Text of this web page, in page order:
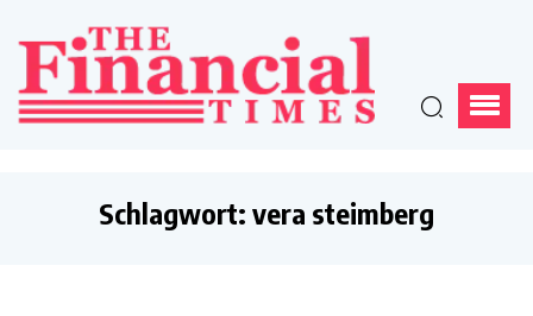
Schlagwort: vera steimberg